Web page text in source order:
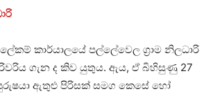
කාර්යාලයේ පල්ලේවෙල ග්‍රාම නිලධාරි
ගැන ද කිව යුතුය. ඇය, ඒ බිහිසුණු 27
ඇතුළු පිරිසක් සමග කෙසේ හෝ